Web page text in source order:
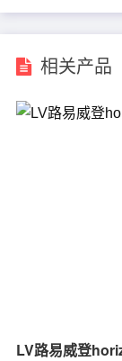
相关产品
LV路易威登